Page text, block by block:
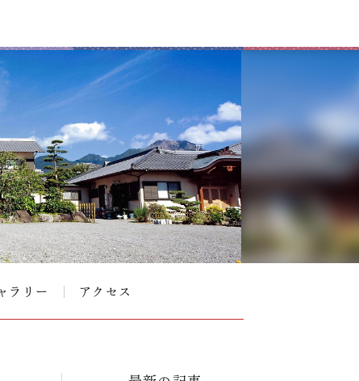
ラリー アクセス